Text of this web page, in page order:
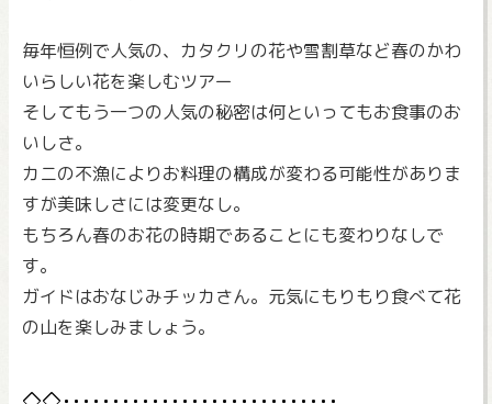
毎年恒例で人気の、カタクリの花や雪割草など春のかわ
いらしい花を楽しむツアー
そしてもう一つの人気の秘密は何といってもお食事のお
いしさ。
カニの不漁によりお料理の構成が変わる可能性がありま
すが美味しさには変更なし。
もちろん春のお花の時期であることにも変わりなしで
す。
ガイドはおなじみチッカさん。元気にもりもり食べて花
の山を楽しみましょう。